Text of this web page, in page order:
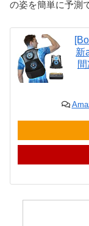
の姿を簡単に予測
新